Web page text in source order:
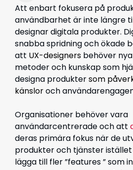
Att enbart fokusera på
användbarhet är inte längre
designar digitala produkter.
snabba spridning och ökade
att UX-designers behöver
metoder och kunskap som
designa produktersom
känsloroch
Organisationer behöver vara
användarcentrerade och att
deras primära fokus när de
produkter och tjänster
lägga till fler ”features ” som